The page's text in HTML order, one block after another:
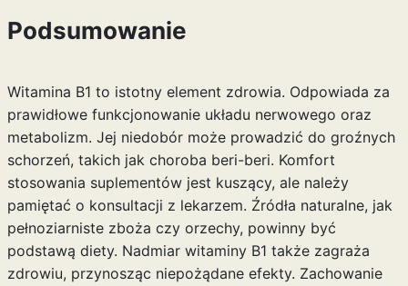
Podsumowanie
Witamina B1 to istotny element zdrowia. Odpowiada za
prawidłowe funkcjonowanie układu nerwowego oraz
metabolizm. Jej niedobór może prowadzić do groźnych
schorzeń, takich jak choroba beri-beri. Komfort
stosowania suplementów jest kuszący, ale należy
pamiętać o konsultacji z lekarzem. Źródła naturalne, jak
pełnoziarniste zboża czy orzechy, powinny być
podstawą diety. Nadmiar witaminy B1 także zagraża
zdrowiu, przynosząc niepożądane efekty. Zachowanie